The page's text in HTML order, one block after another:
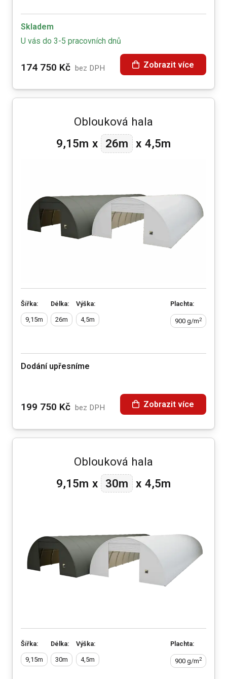
Skladem
U vás do 3-5 pracovních dnů
174 750 Kč bez DPH Zobrazit více
Oblouková hala
9,15m x 26m x 4,5m
Šířka:
9,15m
Délka:
26m
Výška:
4,5m
Plachta:
900 g/m2
Dodání upřesníme
199 750 Kč bez DPH Zobrazit více
Oblouková hala
9,15m x 30m x 4,5m
Šířka:
9,15m
Délka:
30m
Výška:
4,5m
Plachta:
900 g/m2